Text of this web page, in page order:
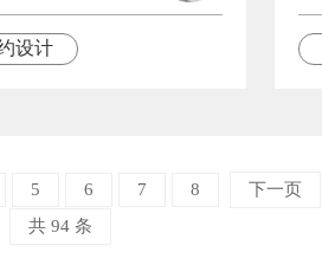
设计
5 6 7 8
下一页
共 94 条